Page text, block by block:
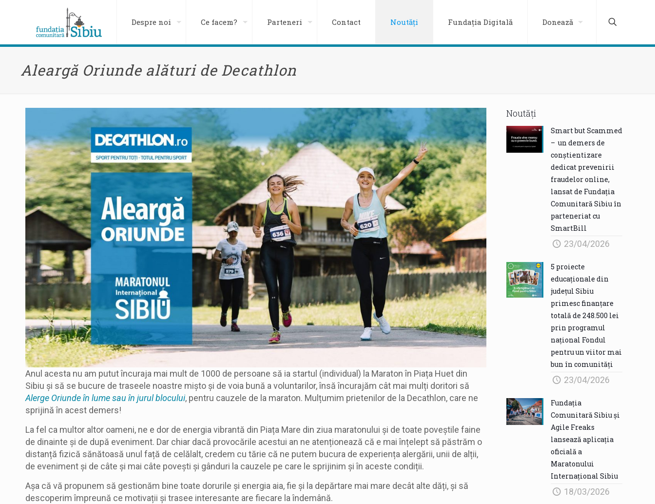
Despre noi Ce facem? Parteneri Contact Noutăți Fundația Digitală Donează
Aleargă Oriunde alături de Decathlon
Anul acesta nu am putut încuraja mai mult de 1000 de persoane să ia startul (individual) la Maraton în Piața Huet din
Sibiu și să se bucure de traseele noastre mișto și de voia bună a voluntarilor, însă încurajăm cât mai mulți doritori să
Alerge Oriunde în lume sau în jurul blocului, pentru cauzele de la maraton. Mulțumim prietenilor de la Decathlon, care ne
sprijină în acest demers!
La fel ca multor altor oameni, ne e dor de energia vibrantă din Piața Mare din ziua maratonului și de toate poveștile faine
de dinainte și de după eveniment. Dar chiar dacă provocările acestui an ne atenționează că e mai înțelept să păstrăm o
distanță fizică sănătoasă unul față de celălalt, credem cu tărie că ne putem bucura de experiența alergării, unii de alții,
de eveniment și de câte și mai câte povești și gânduri la cauzele pe care le sprijinim și în aceste condiții.
Așa că vă propunem să gestionăm bine toate dorurile și energia aia, fie și la depărtare mai mare decât alte dăți, și să
descoperim împreună ce motivații și trasee interesante are fiecare la îndemână.
Noutăți
Smart but Scammed
– un demers de
conștientizare
dedicat prevenirii
fraudelor online,
lansat de Fundația
Comunitară Sibiu în
parteneriat cu
SmartBill
23/04/2026
5 proiecte
educaționale din
județul Sibiu
primesc finanțare
totală de 248.500 lei
prin programul
național Fondul
pentru un viitor mai
bun în comunități
23/04/2026
Fundația
Comunitară Sibiu și
Agile Freaks
lansează aplicația
oficială a
Maratonului
Internațional Sibiu
18/03/2026